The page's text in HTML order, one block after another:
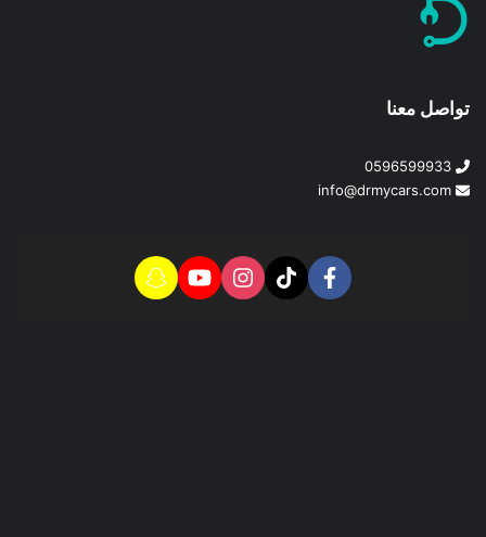
تواصل معنا
0596599933
info@drmycars.com